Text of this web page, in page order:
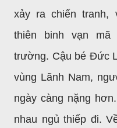
xảy ra chiến tranh,
thiên binh vạn mã
trường. Cậu bé Đức
vùng Lãnh Nam,
ngày càng nặng
nhau ngủ thiếp đi.